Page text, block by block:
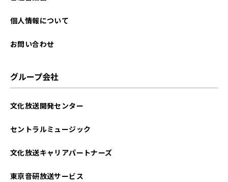
個人情報について
お問い合わせ
グループ会社
文化放送開発センター
セントラルミュージック
文化放送キャリアパートナーズ
東京音研放送サービス